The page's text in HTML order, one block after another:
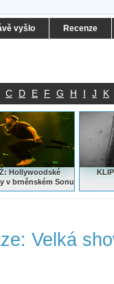
vyšlo Recenze
C D E F G H I J K
Hollywoodské
v brněnském Sonu
Velká